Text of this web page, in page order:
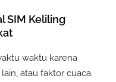
SIM Keliling
waktu karena
atau faktor cuaca.